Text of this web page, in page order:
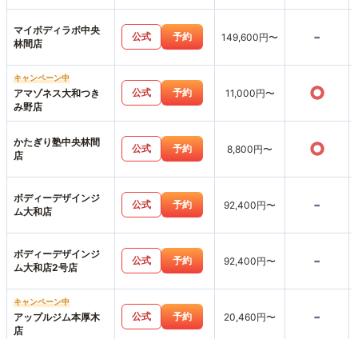
マイボディラボ中央
林間店
公式 予約 149,600円〜 -
キャンペーン中
アマゾネス大和つき
み野店
公式 予約 11,000円〜 ○
かたぎり塾中央林間
店
公式 予約 8,800円〜 ○
ボディーデザインジ
ム大和店
公式 予約 92,400円〜 -
ボディーデザインジ
ム大和店2号店
公式 予約 92,400円〜 -
キャンペーン中
アップルジム本厚木
店
公式 予約 20,460円〜 -